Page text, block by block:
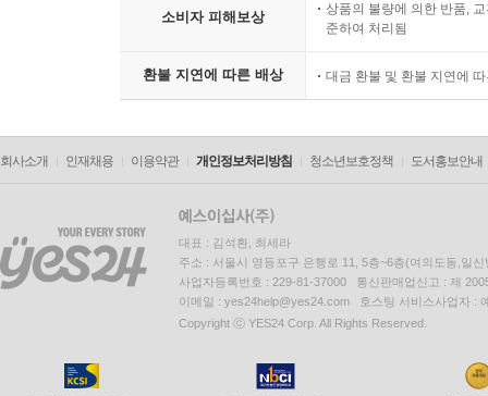
소비자 피해보상
상품의 불량에 의한 반품,
준하여 처리됨
환불 지연에 따른 배상 대금 환불 및 환불 지연에
회사소개 인재채용 이용약관 개인정보처리방침 청소년보호정책 도서홍보안내
대표 : 김석환, 최세라
주소 : 서울시 영등포구 은행로 11, 5층~6층(여의도동,일신
사업자등록번호 : 229-81-37000 통신판매업신고 : 제
이메일 : yes24help@yes24.com 호스팅 서비스사업자 :
Copyright ⓒ YES24 Corp. All Rights Reserved.